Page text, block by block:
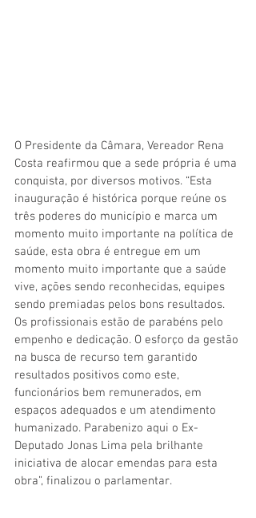
O Presidente da Câmara, Vereador Rena
Costa reafirmou que a sede própria é uma
conquista, por diversos motivos. “Esta
inauguração é histórica porque reúne os
três poderes do município e marca um
momento muito importante na política de
saúde, esta obra é entregue em um
momento muito importante que a saúde
vive, ações sendo reconhecidas, equipes
sendo premiadas pelos bons resultados.
Os profissionais estão de parabéns pelo
empenho e dedicação. O esforço da gestão
na busca de recurso tem garantido
resultados positivos como este,
funcionários bem remunerados, em
espaços adequados e um atendimento
humanizado. Parabenizo aqui o Ex-
Deputado Jonas Lima pela brilhante
iniciativa de alocar emendas para esta
obra”, finalizou o parlamentar.